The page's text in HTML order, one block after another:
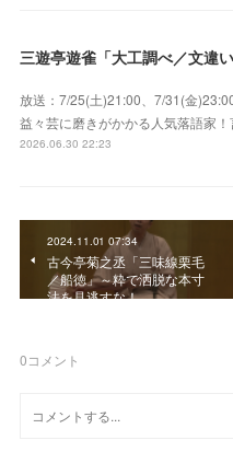
放送：7/25(土)21:00、7/31(金
益々芸に磨きがかかる人気落語家！
2026.06.30 22:23
2024.11.01 07:34
古今亭菊之丞「三味線栗毛
／船徳」～粋で洒脱な本寸
法を見逃すな！
0コメント